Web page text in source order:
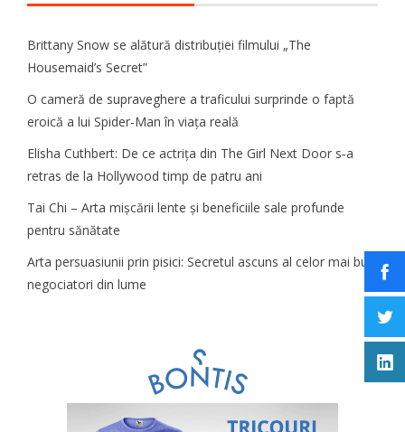
Brittany Snow se alătură distribuției filmului „The
Housemaid’s Secret”
O cameră de supraveghere a traficului surprinde o faptă
eroică a lui Spider-Man în viața reală
Elisha Cuthbert: De ce actrița din The Girl Next Door s‑a
retras de la Hollywood timp de patru ani
Tai Chi – Arta mișcării lente și beneficiile sale profunde
pentru sănătate
Arta persuasiunii prin pisici: Secretul ascuns al celor mai buni
negociatori din lume